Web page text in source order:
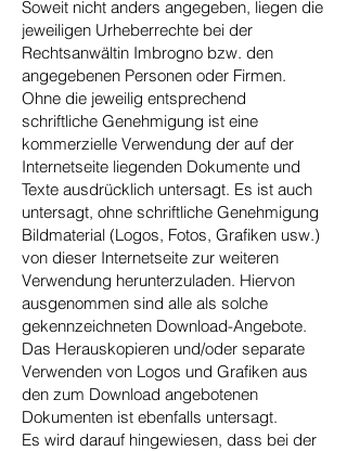
Soweit nicht anders angegeben, liegen die
jeweiligen Urheberrechte bei der
Rechtsanwältin Imbrogno bzw. den
angegebenen Personen oder Firmen.
Ohne die jeweilig entsprechend
schriftliche Genehmigung ist eine
kommerzielle Verwendung der auf der
Internetseite liegenden Dokumente und
Texte ausdrücklich untersagt. Es ist auch
untersagt, ohne schriftliche Genehmigung
Bildmaterial (Logos, Fotos, Grafiken usw.)
von dieser Internetseite zur weiteren
Verwendung herunterzuladen. Hiervon
ausgenommen sind alle als solche
gekennzeichneten Download-Angebote.
Das Herauskopieren und/oder separate
Verwenden von Logos und Grafiken aus
den zum Download angebotenen
Dokumenten ist ebenfalls untersagt.
Es wird darauf hingewiesen, dass bei der